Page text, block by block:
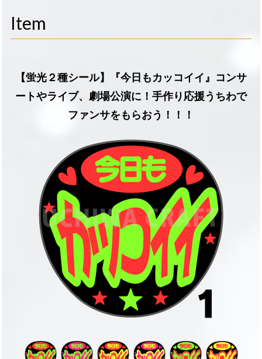
Item
【蛍光２種シール】『今日もカッコイイ』コンサ
ートやライブ、劇場公演に！手作り応援うちわで
ファンサをもらおう！！！